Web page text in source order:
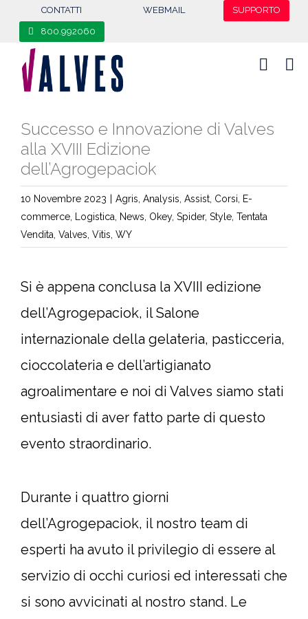
CONTATTI WEBMAIL SUPPORTO
800.992060
Successo e Innovazione di Valves
alla XVIII Edizione
dell’Agrogepaciok
10 Novembre 2023 Agris Analysis Assist Corsi
E-
commerce
Logistica News Okey, Spider, Style Tentata
Vendita Valves Vitis WY
Si è appena conclusa la XVIII edizione
dell’Agrogepaciok, il Salone
internazionale della gelateria, pasticceria,
cioccolateria e dell’artigianato
agroalimentare e noi di Valves siamo stati
entusiasti di aver fatto parte di questo
evento straordinario.
Durante i quattro giorni
dell’Agrogepaciok, il nostro team di
esperti ha avuto il privilegio di essere al
servizio di occhi curiosi ed interessati che
si sono avvicinati al nostro stand. Le